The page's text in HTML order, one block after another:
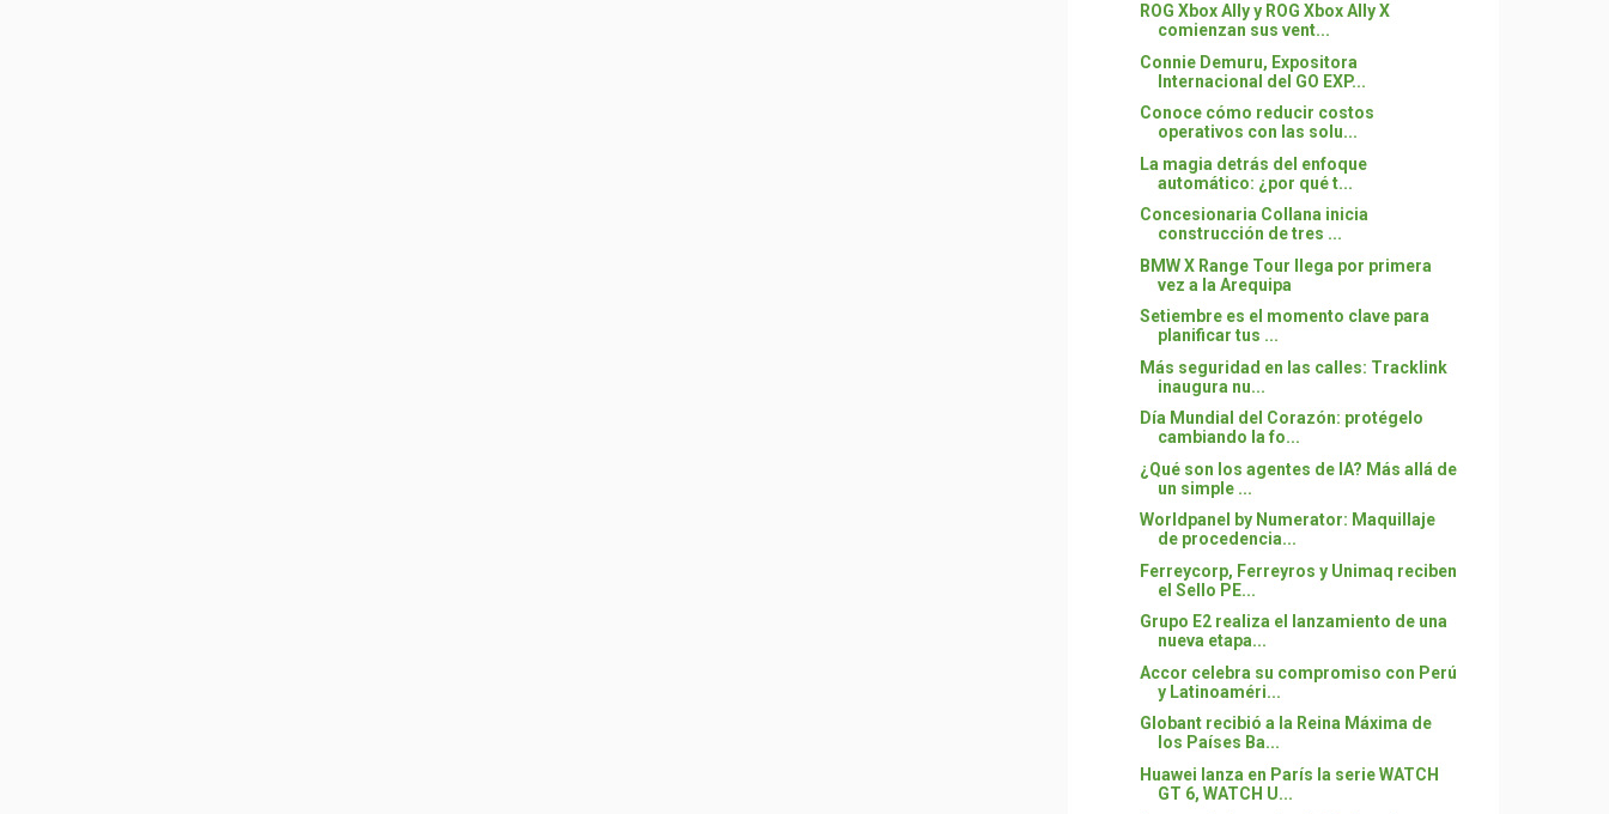
ROG Xbox Ally y ROG Xbox Ally X
comienzan sus vent...
Connie Demuru, Expositora
Internacional del GO EXP...
Conoce cómo reducir costos
operativos con las solu...
La magia detrás del enfoque
automático: ¿por qué t...
Concesionaria Collana inicia
construcción de tres ...
BMW X Range Tour llega por primera
vez a la Arequipa
Setiembre es el momento clave para
planificar tus ...
Más seguridad en las calles: Tracklink
inaugura nu...
Día Mundial del Corazón: protégelo
cambiando la fo...
¿Qué son los agentes de IA? Más allá de
un simple ...
Worldpanel by Numerator: Maquillaje
de procedencia...
Ferreycorp, Ferreyros y Unimaq reciben
el Sello PE...
Grupo E2 realiza el lanzamiento de una
nueva etapa...
Accor celebra su compromiso con Perú
y Latinoaméri...
Globant recibió a la Reina Máxima de
los Países Ba...
Huawei lanza en París la serie WATCH
GT 6, WATCH U...